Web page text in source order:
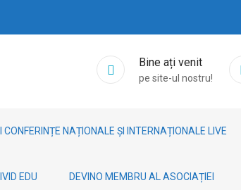
Bine ați venit
pe site-ul nostru!
CONFERINȚE NAȚIONALE ȘI INTERNAȚIONALE LIVE
EDU DEVINO MEMBRU AL ASOCIAȚIEI